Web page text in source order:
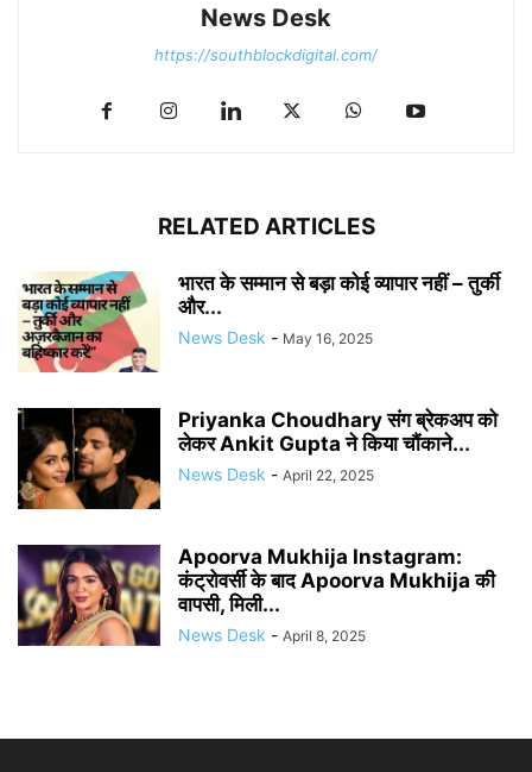
News Desk
https://southblockdigital.com/
RELATED ARTICLES
भारत के सम्मान से बड़ा कोई व्यापार नहीं – तुर्की
और...
News Desk - May 16, 2025
Priyanka Choudhary संग ब्रेकअप को
लेकर Ankit Gupta ने किया चौंकाने...
News Desk - April 22, 2025
Apoorva Mukhija Instagram:
कंट्रोवर्सी के बाद Apoorva Mukhija की
वापसी, मिली...
News Desk - April 8, 2025